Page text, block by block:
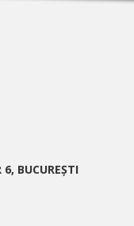
BUCUREȘTI